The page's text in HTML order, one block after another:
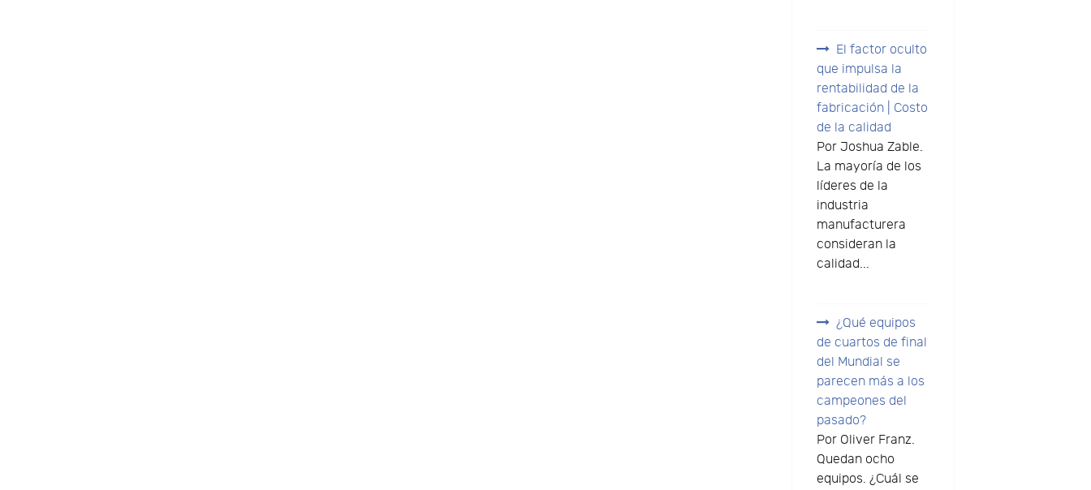
El factor oculto
que impulsa la
rentabilidad de la
fabricación | Costo
de la calidad
Por Joshua Zable.
La mayoría de los
líderes de la
industria
manufacturera
consideran la
calidad...
¿Qué equipos
de cuartos de final
del Mundial se
parecen más a los
campeones del
pasado?
Por Oliver Franz.
Quedan ocho
equipos. ¿Cuál se